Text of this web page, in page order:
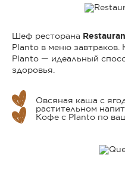
Шеф ресторана
Planto в меню
Planto — идеальный
здоровья.
Овсяная каша с
растительном
Кофе с Planto по